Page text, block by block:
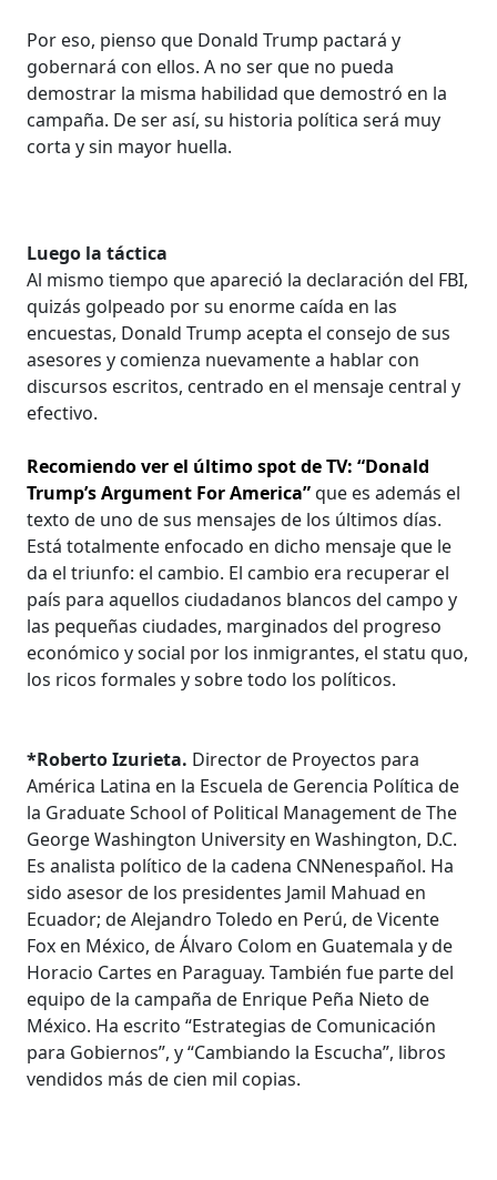
Por eso, pienso que Donald Trump pactará y
gobernará con ellos. A no ser que no pueda
demostrar la misma habilidad que demostró en la
campaña. De ser así, su historia política será muy
corta y sin mayor huella.
Luego la táctica
Al mismo tiempo que apareció la declaración del FBI,
quizás golpeado por su enorme caída en las
encuestas, Donald Trump acepta el consejo de sus
asesores y comienza nuevamente a hablar con
discursos escritos, centrado en el mensaje central y
efectivo.
Recomiendo ver el último spot de TV: “Donald
Trump’s Argument For America”que es además el
texto de uno de sus mensajes de los últimos días.
Está totalmente enfocado en dicho mensaje que le
da el triunfo: el cambio. El cambio era recuperar el
país para aquellos ciudadanos blancos del campo y
las pequeñas ciudades, marginados del progreso
económico y social por los inmigrantes, el statu quo,
los ricos formales y sobre todo los políticos.
*Roberto Izurieta. Director de Proyectos para
América Latina en la Escuela de Gerencia Política de
la Graduate School of Political Management de The
George Washington University en Washington, D.C.
Es analista político de la cadena CNNenespañol. Ha
sido asesor de los presidentes Jamil Mahuad en
Ecuador; de Alejandro Toledo en Perú, de Vicente
Fox en México, de Álvaro Colom en Guatemala y de
Horacio Cartes en Paraguay. También fue parte del
equipo de la campaña de Enrique Peña Nieto de
México. Ha escrito “Estrategias de Comunicación
para Gobiernos”, y “Cambiando la Escucha”, libros
vendidos más de cien mil copias.